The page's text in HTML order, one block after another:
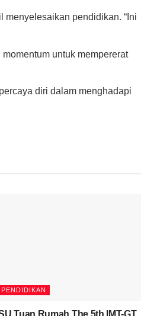
menyelesaikan pendidikan. “Ini
untuk mempererat
diri dalam menghadapi
PENDIDIKAN
Tuan Rumah The 5th IMT-GT